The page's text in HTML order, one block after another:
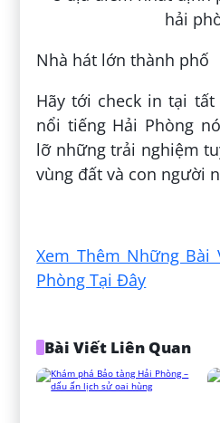
Nhà hát lớn thành phố
Hãy tới check in tại
nổi tiếng Hải Phòng
lỡ những trải nghiệm
vùng đất và con người
Xem Thêm Những Bài
Phòng Tại Đây
Bài Viết Liên Quan